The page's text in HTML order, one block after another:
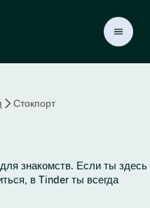
Стокпорт
знакомств. Если ты здесь
в Tinder ты всегда